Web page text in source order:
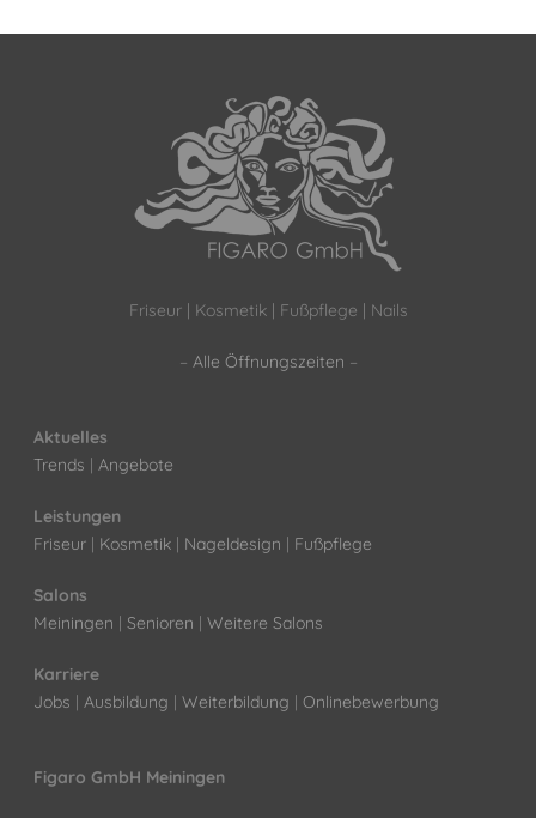
Friseur | Kosmetik | Fußpflege | Nails
– Alle Öffnungszeiten –
Aktuelles
Trends |Angebote
Leistungen
Friseur | Kosmetik | Nageldesign | Fußpflege
Salons
Meiningen |Senioren |Weitere Salons
Karriere
Jobs |Ausbildung |Weiterbildung |Onlinebewerbung
Figaro GmbH Meiningen